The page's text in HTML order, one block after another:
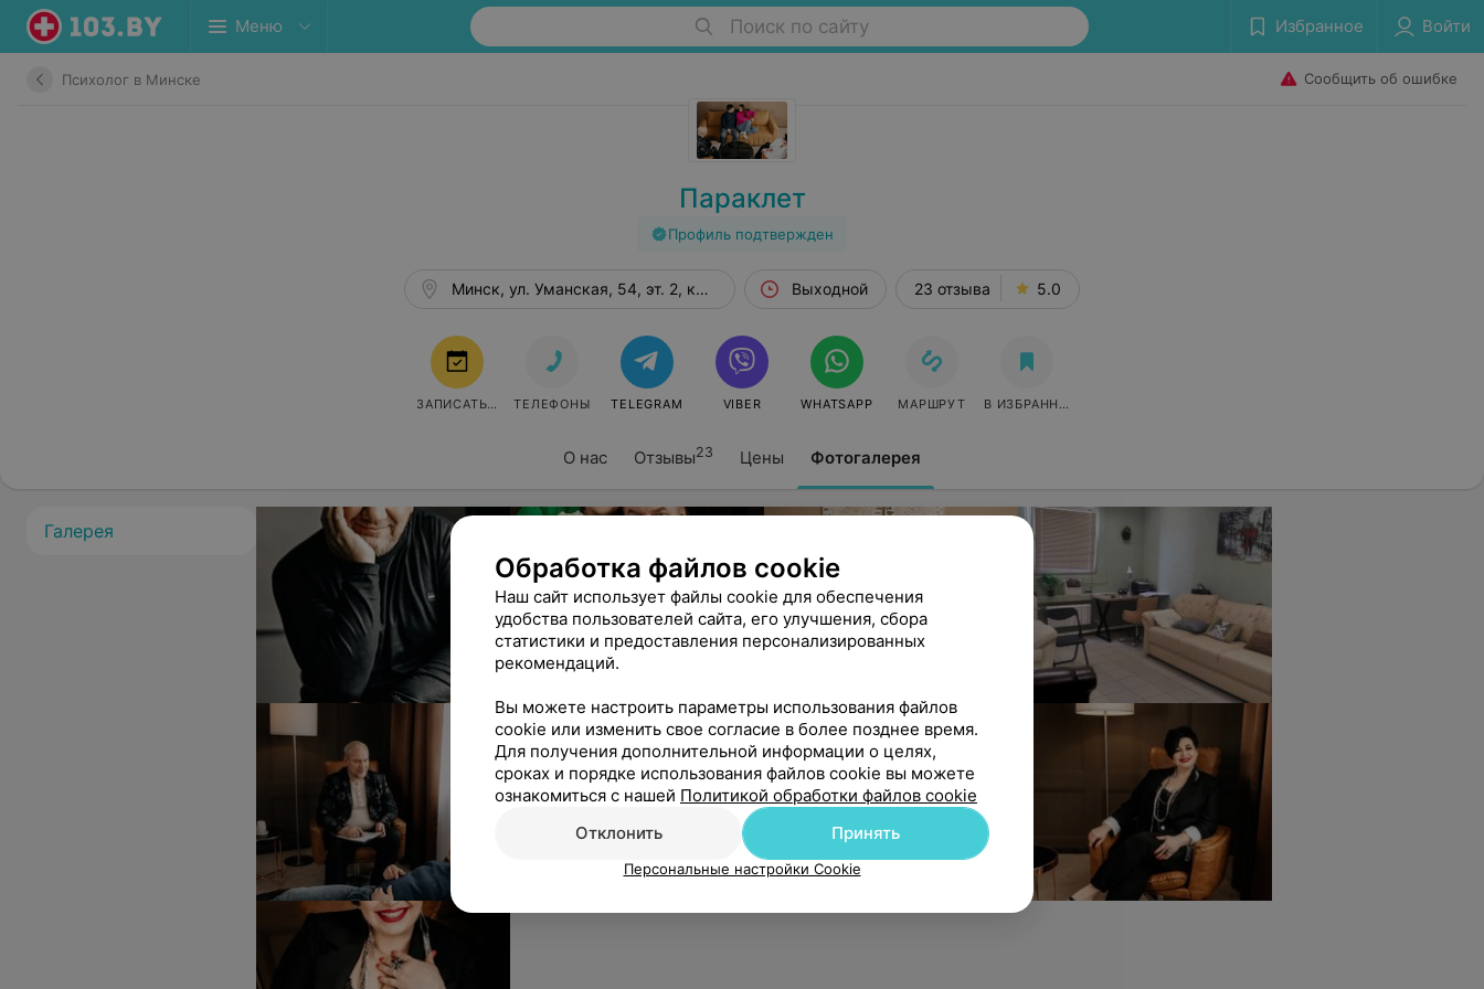
Меню Поиск по сайту Избранное Войти
Психолог в Минске Сообщить об ошибке
Параклет
Профиль подтвержден
О нас Отзывы23 Цены Фотогалерея
Минск, ул. Уманская, 54, эт. 2, каб. 49 Выходной 23 отзыва 5.0
ЗАПИСАТЬСЯ ТЕЛЕФОНЫ TELEGRAM VIBER WHATSAPP МАРШРУТ В ИЗБРАННОЕ
Галерея
Обработка файлов cookie
Наш сайт использует файлы cookie для обеспечения
удобства пользователей сайта, его улучшения, сбора
статистики и предоставления персонализированных
рекомендаций.
Вы можете настроить параметры использования файлов
cookie или изменить свое согласие в более позднее время.
Для получения дополнительной информации о целях,
сроках и порядке использования файлов cookie вы можете
ознакомиться с нашей Политикой обработки файлов cookie
Отклонить
Принять
Персональные настройки Cookie